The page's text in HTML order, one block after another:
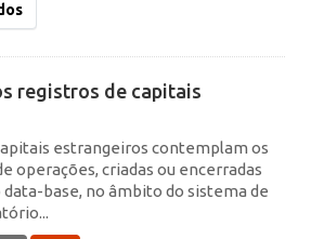
registros de capitais
estrangeiros contemplam os
operações, criadas ou encerradas
data-base, no âmbito do sistema de